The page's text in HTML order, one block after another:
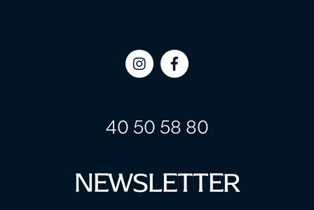
Icon
Icon
40 50 58 80
NEWSLETTER